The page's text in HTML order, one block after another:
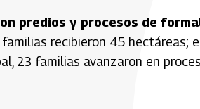
predios y procesos de
familias recibieron 45 hectáreas;
23 familias avanzaron en